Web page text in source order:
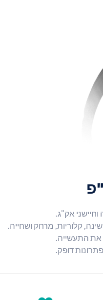
אק"ג.
קלוריות, מרחק ושחייה.
את התעשייה.